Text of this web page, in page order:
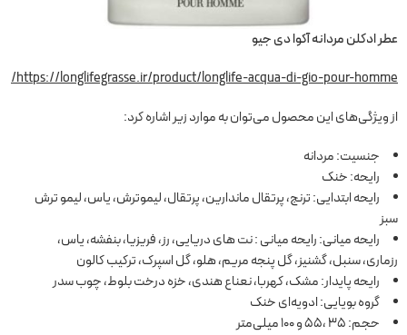
عطر ادکلن مردانه آکوا دی جیو
https://longlifegrasse.ir/product/longlife-acqua-di-gio-pour-homme/
از ویژگی‌های این محصول می‌توان به موارد زیر اشاره کرد:
جنسیت: مردانه
رایحه: خنک
رایحه ابتدایی: ترنج، پرتقال ماندارین، پرتقال، لیموترش، یاس، لیمو ترش
سبز
رایحه میانی: رایحه میانی : نت های دریایی، رز، فریزیا، بنفشه، یاس،
رزماری، سنبل، گشنیز، گل پنجه مریم، هلو، گل اسپرک، ترکیب کالون
رایحه پایدار: مشک، کهربا، نعناع هندی، خزه درخت بلوط، چوب سدر
گروه بویایی: ادویه‌ای خنک
حجم: 35 ،55 و 100 میلی‌متر